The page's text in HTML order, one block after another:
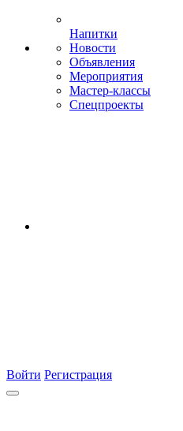
Напитки
Новости
Объявления
Мероприятия
Мастер-классы
Спецпроекты
Войти Регистрация